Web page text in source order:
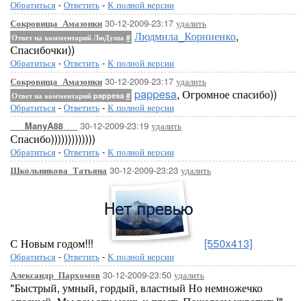
Обратиться - Ответить - К полной версии
Сокровища_Амазонки 30-12-2009-23:17 удалить
Ответ на комментарий ЛюДуша # Людмила_Корниенко,
Спасибочки))
Обратиться - Ответить - К полной версии
Сокровища_Амазонки 30-12-2009-23:17 удалить
Ответ на комментарий pappesa # pappesa, Огромное спасибо))
Обратиться - Ответить - К полной версии
___ManyA88___ 30-12-2009-23:19 удалить
Спасибо)))))))))))))
Обратиться - Ответить - К полной версии
Школьникова_Татьяна 30-12-2009-23:23 удалить
С Новым годом!!! [550x413]
Обратиться - Ответить - К полной версии
Александр_Пархомов 30-12-2009-23:50 удалить
"Быстрый, умный, гордый, властный Но немножечко